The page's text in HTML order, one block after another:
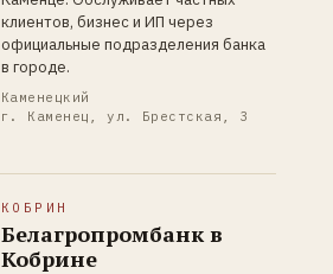
клиентов, бизнес и ИП через
официальные подразделения банка
в городе.
Каменецкий
г. Каменец, ул. Брестская, 3
КОБРИН
Белагропромбанк в
Кобрине